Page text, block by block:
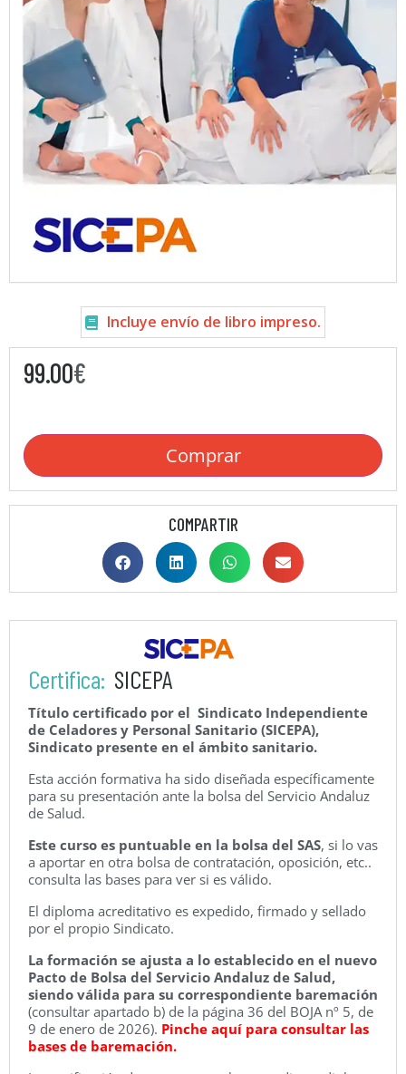
Incluye envío de libro impreso.
99.00€
Comprar
COMPARTIR
Certifica: SICEPA
Título certificado por el Sindicato Independiente
de Celadores y Personal Sanitario (SICEPA),
Sindicato presente en el ámbito sanitario.
Esta acción formativa ha sido diseñada específicamente
para su presentación ante la bolsa del Servicio Andaluz
de Salud.
Este curso es puntuable en la bolsa del SAS, si lo vas
a aportar en otra bolsa de contratación, oposición, etc..
consulta las bases para ver si es válido.
El diploma acreditativo es expedido, firmado y sellado
por el propio Sindicato.
La formación se ajusta a lo establecido en el nuevo
Pacto de Bolsa del Servicio Andaluz de Salud,
siendo válida para su correspondiente baremación
(consultar apartado b) de la página 36 del BOJA nº 5, de
9 de enero de 2026). Pinche aquí para consultar las
bases de baremación.